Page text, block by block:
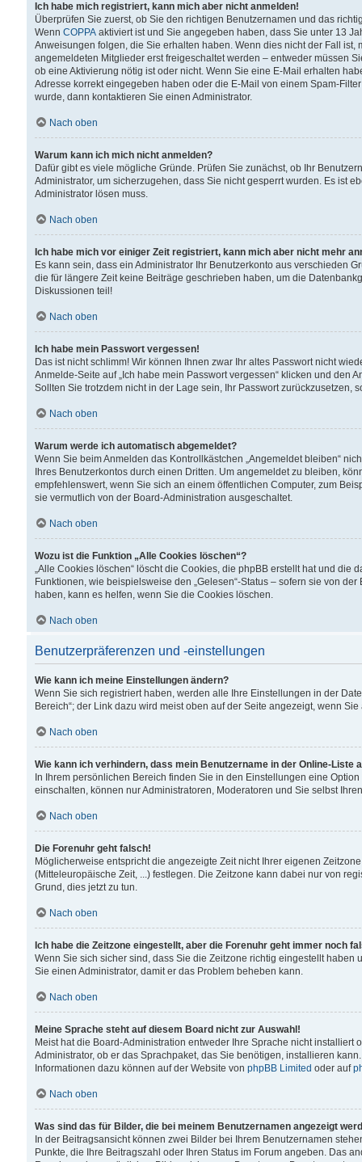
Ich habe mich registriert, kann mich aber nicht anmelden!
Überprüfen Sie zuerst, ob Sie den richtigen Benutzernamen und das
Wenn COPPA aktiviert ist und Sie angegeben haben, dass Sie unter 13
Anweisungen folgen, die Sie erhalten haben. Wenn dies nicht der Fall
angemeldeten Mitglieder erst freigeschaltet werden – entweder müssen
ob eine Aktivierung nötig ist oder nicht. Wenn Sie eine E-Mail erhalten
Adresse korrekt eingegeben haben oder die E-Mail von einem Spam-
wurde, dann kontaktieren Sie einen Administrator.
Nach oben
Warum kann ich mich nicht anmelden?
Dafür gibt es viele mögliche Gründe. Prüfen Sie zunächst, ob Ihr
Administrator, um sicherzugehen, dass Sie nicht gesperrt wurden. Es ist
Administrator lösen muss.
Nach oben
Ich habe mich vor einiger Zeit registriert, kann mich aber nicht mehr
Es kann sein, dass ein Administrator Ihr Benutzerkonto aus verschieden
die für längere Zeit keine Beiträge geschrieben haben, um die
Diskussionen teil!
Nach oben
Ich habe mein Passwort vergessen!
Das ist nicht schlimm! Wir können Ihnen zwar Ihr altes Passwort nicht
Anmelde-Seite auf „Ich habe mein Passwort vergessen“ klicken und
Sollten Sie trotzdem nicht in der Lage sein, Ihr Passwort zurückzusetzen,
Nach oben
Warum werde ich automatisch abgemeldet?
Wenn Sie beim Anmelden das Kontrollkästchen „Angemeldet bleiben“
Ihres Benutzerkontos durch einen Dritten. Um angemeldet zu bleiben,
empfehlenswert, wenn Sie sich an einem öffentlichen Computer, zum
sie vermutlich von der Board-Administration ausgeschaltet.
Nach oben
Wozu ist die Funktion „Alle Cookies löschen“?
„Alle Cookies löschen“ löscht die Cookies, die phpBB erstellt hat und
Funktionen, wie beispielsweise den „Gelesen“-Status – sofern sie von
haben, kann es helfen, wenn Sie die Cookies löschen.
Nach oben
Benutzerpräferenzen und -einstellungen
Wie kann ich meine Einstellungen ändern?
Wenn Sie sich registriert haben, werden alle Ihre Einstellungen in der
Bereich“; der Link dazu wird meist oben auf der Seite angezeigt, wenn
Nach oben
Wie kann ich verhindern, dass mein Benutzername in der Online-Liste
In Ihrem persönlichen Bereich finden Sie in den Einstellungen eine
einschalten, können nur Administratoren, Moderatoren und Sie selbst
Nach oben
Die Forenuhr geht falsch!
Möglicherweise entspricht die angezeigte Zeit nicht Ihrer eigenen
(Mitteleuropäische Zeit, ...) festlegen. Die Zeitzone kann dabei nur von
Grund, dies jetzt zu tun.
Nach oben
Ich habe die Zeitzone eingestellt, aber die Forenuhr geht immer noch
Wenn Sie sich sicher sind, dass Sie die Zeitzone richtig eingestellt
Sie einen Administrator, damit er das Problem beheben kann.
Nach oben
Meine Sprache steht auf diesem Board nicht zur Auswahl!
Meist hat die Board-Administration entweder Ihre Sprache nicht
Administrator, ob er das Sprachpaket, das Sie benötigen, installieren
Informationen dazu können auf der Website von phpBB Limited oder auf
Nach oben
Was sind das für Bilder, die bei meinem Benutzernamen angezeigt
In der Beitragsansicht können zwei Bilder bei Ihrem Benutzernamen
Punkte, die Ihre Beitragszahl oder Ihren Status im Forum angeben. Das